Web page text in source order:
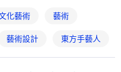
化藝術 藝術
藝術設計 東方手藝人